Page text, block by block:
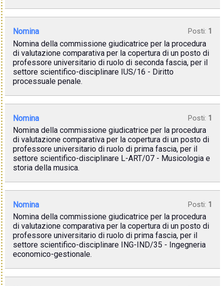
Nomina Posti: 1
Nomina della commissione giudicatrice per la procedura
di valutazione comparativa per la copertura di un posto di
professore universitario di ruolo di seconda fascia, per il
settore scientifico-disciplinare IUS/16 - Diritto
processuale penale.
Nomina Posti: 1
Nomina della commissione giudicatrice per la procedura
di valutazione comparativa per la copertura di un posto di
professore universitario di ruolo di prima fascia, per il
settore scientifico-disciplinare L-ART/07 - Musicologia e
storia della musica.
Nomina Posti: 1
Nomina della commissione giudicatrice per la procedura
di valutazione comparativa per la copertura di un posto di
professore universitario di ruolo di prima fascia, per il
settore scientifico-disciplinare ING-IND/35 - Ingegneria
economico-gestionale.